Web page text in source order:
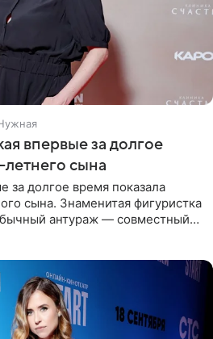
впервые за долгое
летнего сына
за долгое время показала
сына. Знаменитая фигуристка
антураж — совместный